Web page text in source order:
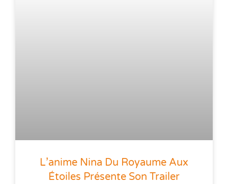
L’anime Nina Du Royaume Aux
Étoiles Présente Son Trailer